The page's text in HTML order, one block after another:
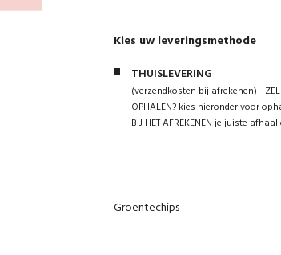
Kies uw leveringsmethode
THUISLEVERING
(verzendkosten bij afrekenen) -
OPHALEN? kies hieronder voor
BIJ HET AFREKENEN je juiste
Groentechips